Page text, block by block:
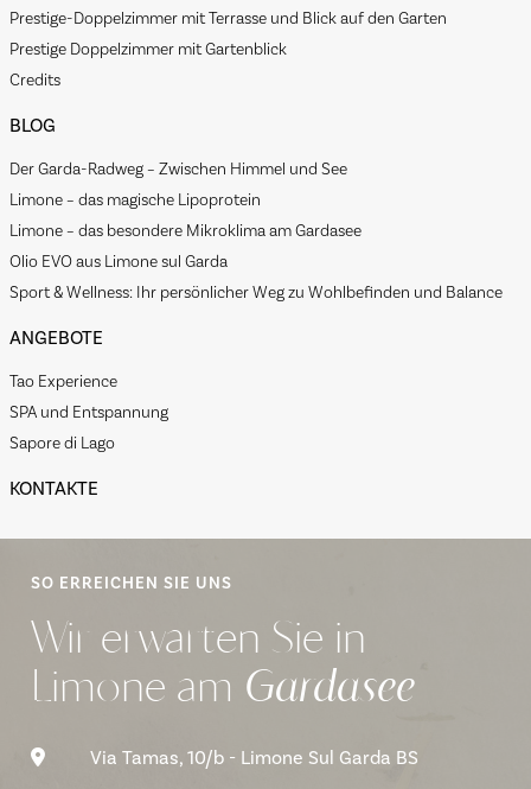
Prestige-Doppelzimmer mit Terrasse und Blick auf den Garten
Prestige Doppelzimmer mit Gartenblick
Credits
BLOG
Der Garda-Radweg – Zwischen Himmel und See
Limone – das magische Lipoprotein
Limone – das besondere Mikroklima am Gardasee
Olio EVO aus Limone sul Garda
Sport & Wellness: Ihr persönlicher Weg zu Wohlbefinden und Balance
ANGEBOTE
Tao Experience
SPA und Entspannung
Sapore di Lago
KONTAKTE
SO ERREICHEN SIE UNS
Wir erwarten Sie in
Limone am Gardasee
Via Tamas, 10/b - Limone Sul Garda BS